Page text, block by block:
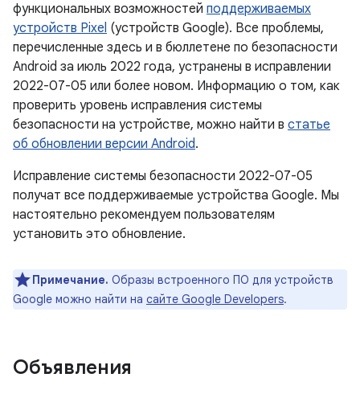
функциональных возможностей поддерживаемых
устройств Pixel (устройств Google). Все проблемы,
перечисленные здесь и в бюллетене по безопасности
Android за июль 2022 года, устранены в исправлении
2022-07-05 или более новом. Информацию о том, как
проверить уровень исправления системы
безопасности на устройстве, можно найти в статье
об обновлении версии Android.
Исправление системы безопасности 2022-07-05
получат все поддерживаемые устройства Google. Мы
настоятельно рекомендуем пользователям
установить это обновление.
Примечание. Образы встроенного ПО для устройств
Google можно найти на сайте Google Developers.
Объявления